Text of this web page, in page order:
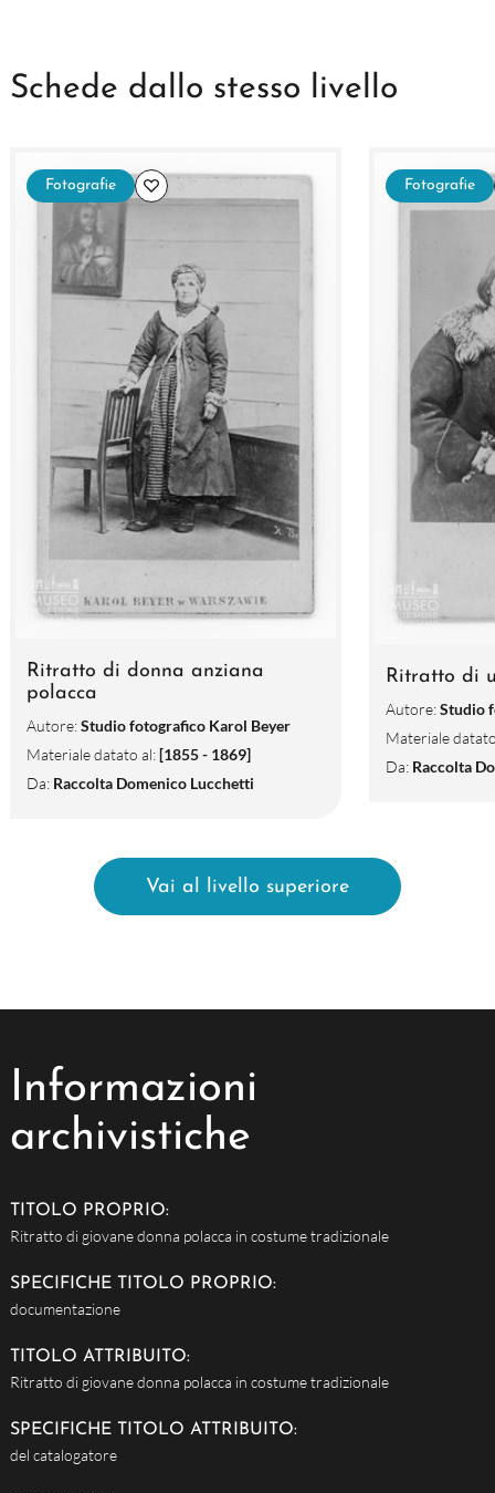
Schede dallo stesso livello
Fotografie
Ritratto di donna anziana
polacca
Autore:Studio fotografico Karol Beyer
Materiale datato al:[1855 - 1869]
Da: Raccolta Domenico Lucchetti
Fotografie
Ritratto di
Autore:Studio
Materiale
Da: Raccolta
Vai al livello superiore
Informazioni
archivistiche
TITOLO PROPRIO:
Ritratto di giovane donna polacca in costume tradizionale
SPECIFICHE TITOLO PROPRIO:
documentazione
TITOLO ATTRIBUITO:
Ritratto di giovane donna polacca in costume tradizionale
SPECIFICHE TITOLO ATTRIBUITO:
del catalogatore